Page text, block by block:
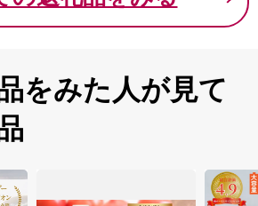
をみた人が見て